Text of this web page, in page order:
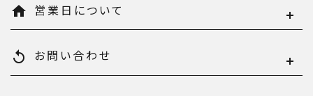
home 営業日について
replay お問い合わせ